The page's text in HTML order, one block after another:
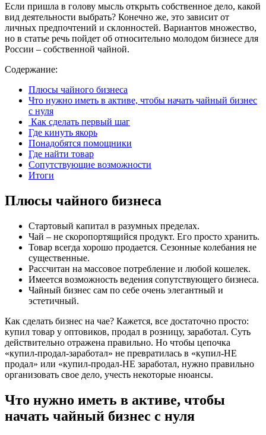
Если пришла в голову мысль открыть собственное дело, какой
вид деятельности выбрать? Конечно же, это зависит от
личных предпочтений и склонностей. Вариантов множество,
но в статье речь пойдет об относительно молодом бизнесе для
России – собственной чайной.
Содержание:
Плюсы чайного бизнеса
Что нужно иметь в активе, чтобы начать чайный бизнес
с нуля
Как сделать первый шаг
Где кинуть якорь
Понадобятся помощники
Где найти товар
Сопутствующие возможности
Итоги
Плюсы чайного бизнеса
Стартовый капитал в разумных пределах.
Чай – не скоропортящийся продукт. Его просто хранить.
Товар всегда хорошо продается. Сезонные колебания не
существенные.
Рассчитан на массовое потребление и любой кошелек.
Имеется возможность ведения сопутствующего бизнеса.
Чайный бизнес сам по себе очень элегантный и
эстетичный.
Как сделать бизнес на чае? Кажется, все достаточно просто:
купил товар у оптовиков, продал в розницу, заработал. Суть
действительно отражена правильно. Но чтобы цепочка
«купил-продал-заработал» не превратилась в «купил-НЕ
продал» или «купил-продал-НЕ заработал, нужно правильно
организовать свое дело, учесть некоторые нюансы.
Что нужно иметь в активе, чтобы
начать чайный бизнес с нуля